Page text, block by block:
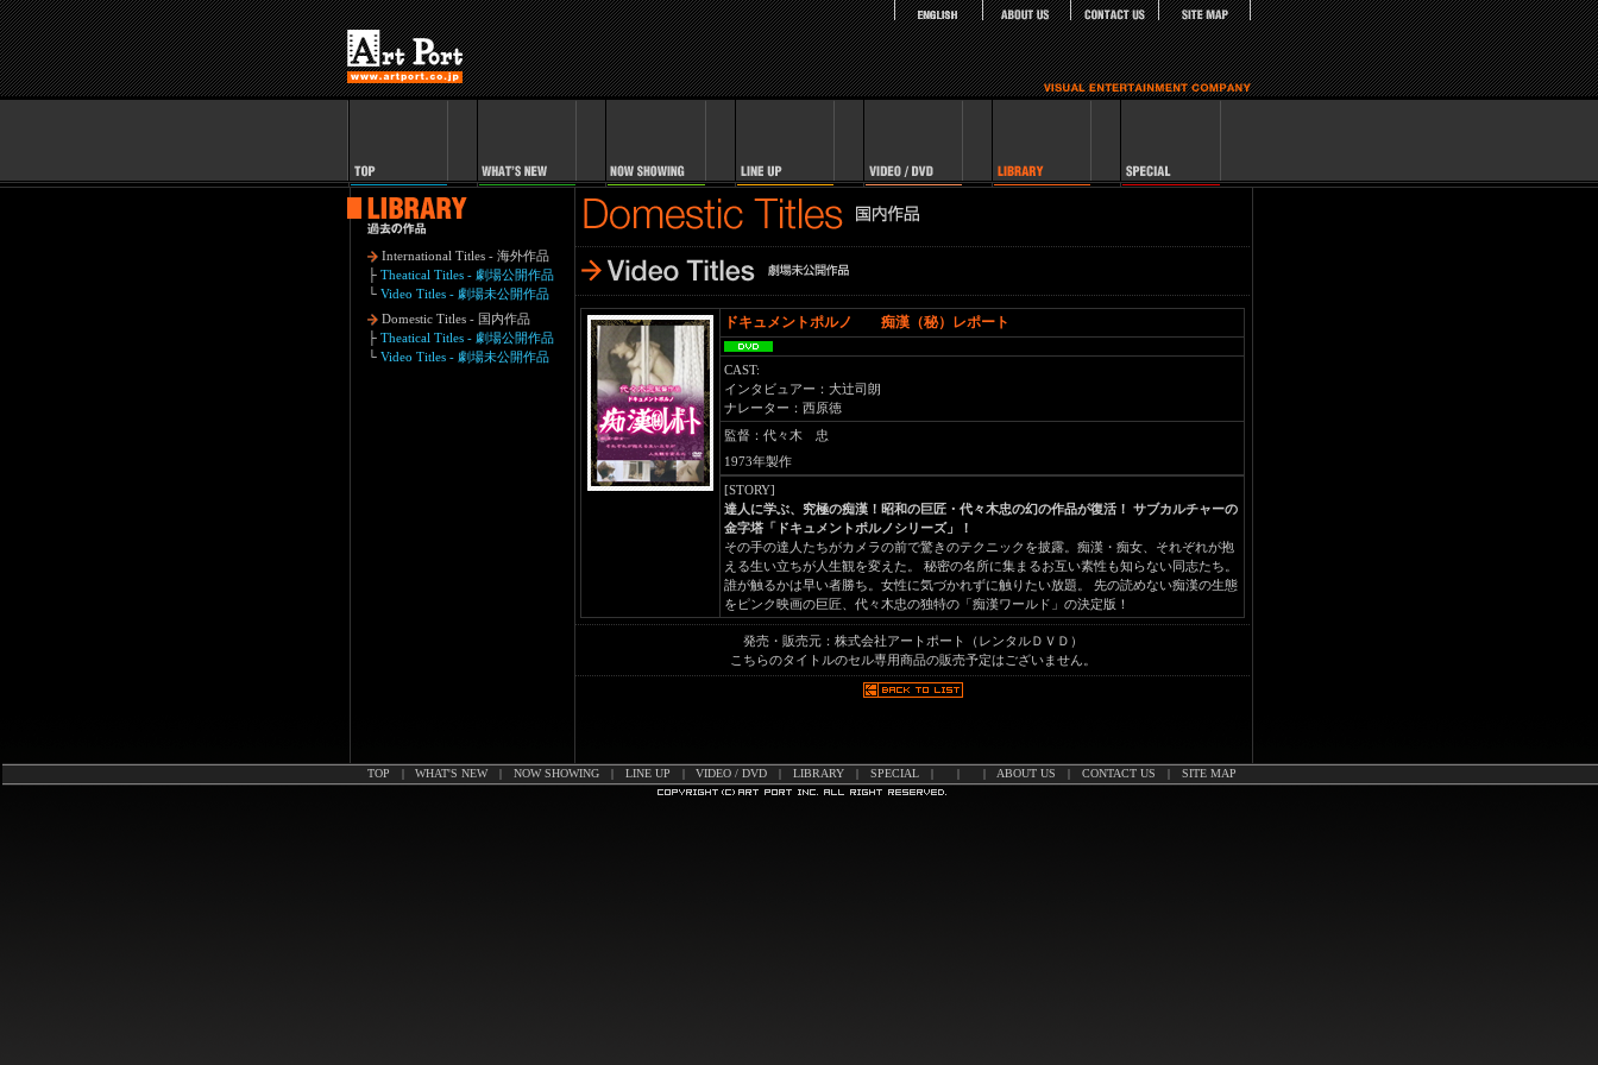
International Titles - 海外作品
├ Theatical Titles - 劇場公開作品
└ Video Titles - 劇場未公開作品
Domestic Titles - 国内作品
├ Theatical Titles - 劇場公開作品
└ Video Titles - 劇場未公開作品
ドキュメントポルノ 痴漢（秘）レポート
CAST:
インタビュアー：大辻司朗
ナレーター：西原徳
監督：代々木 忠
1973年製作
[STORY]
達人に学ぶ、究極の痴漢！昭和の巨匠・代々木忠の幻の作品が復活！ サブカルチャーの
金字塔「ドキュメントポルノシリーズ」！
その手の達人たちがカメラの前で驚きのテクニックを披露。痴漢・痴女、それぞれが抱
える生い立ちが人生観を変えた。 秘密の名所に集まるお互い素性も知らない同志たち。
誰が触るかは早い者勝ち。女性に気づかれずに触りたい放題。 先の読めない痴漢の生態
をピンク映画の巨匠、代々木忠の独特の「痴漢ワールド」の決定版！
発売・販売元：株式会社アートポート（レンタルＤＶＤ）
こちらのタイトルのセル専用商品の販売予定はございません。
TOP WHAT'S NEW| NOW SHOWING| LINE UP VIDEO / DVD| LIBRARY| SPECIAL| ABOUT US CONTACT US SITE MAP